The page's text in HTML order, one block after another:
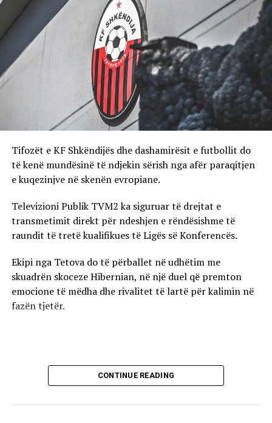
Tifozët e KF Shkëndijës dhe dashamirësit e futbollit do
të kenë mundësinë të ndjekin sërish nga afër paraqitjen
e kuqezinjve në skenën evropiane.
Televizioni Publik TVM2 ka siguruar të drejtat e
transmetimit direkt për ndeshjen e rëndësishme të
raundit të tretë kualifikues të Ligës së Konferencës.
Ekipi nga Tetova do të përballet në udhëtim me
skuadrën skoceze Hibernian, në një duel që premton
emocione të mëdha dhe rivalitet të lartë për kalimin në
fazën tjetër.
CONTINUE READING